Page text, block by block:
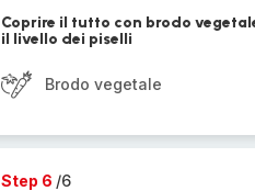
Coprire il tutto con brodo
il livello dei piselli
Brodo vegetale
Step 6 /6